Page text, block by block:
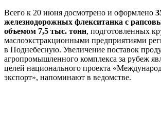
Всего к 20 июня досмотрено и оформлено
железнодорожных флекситанка с
объемом 7,5 тыс. тонн, подготовленных
маслоэкстракционными предприятиями
в Поднебесную. Увеличение поставок
агропромышленного комплекса за рубеж
целей национального проекта
экспорт», напоминают в ведомстве.